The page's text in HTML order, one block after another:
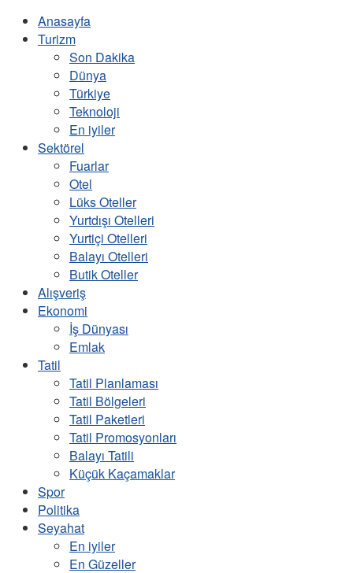
Anasayfa
Turizm
Son Dakika
Dünya
Türkiye
Teknoloji
En iyiler
Sektörel
Fuarlar
Otel
Lüks Oteller
Yurtdışı Otelleri
Yurtiçi Otelleri
Balayı Otelleri
Butik Oteller
Alışveriş
Ekonomi
İş Dünyası
Emlak
Tatil
Tatil Planlaması
Tatil Bölgeleri
Tatil Paketleri
Tatil Promosyonları
Balayı Tatili
Küçük Kaçamaklar
Spor
Politika
Seyahat
En iyiler
En Güzeller